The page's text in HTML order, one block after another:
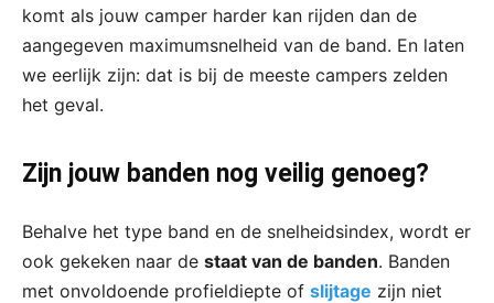
komt als jouw camper harder kan rijden dan de
aangegeven maximumsnelheid van de band. En laten
we eerlijk zijn: dat is bij de meeste campers zelden
het geval.
Zijn jouw banden nog veilig genoeg?
Behalve het type band en de snelheidsindex, wordt er
ook gekeken naar de staat van de banden. Banden
met onvoldoende profieldiepte of slijtage zijn niet